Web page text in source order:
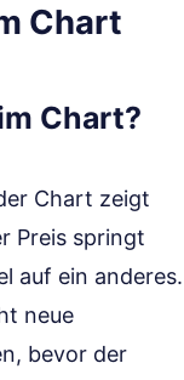
Chart
Chart?
Chart zeigt
Preis springt
auf ein anderes.
neue
bevor der